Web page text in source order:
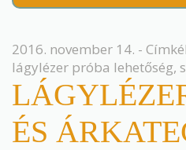
2016. november 14. -
lágylézer próba lehetőség,
ÉS